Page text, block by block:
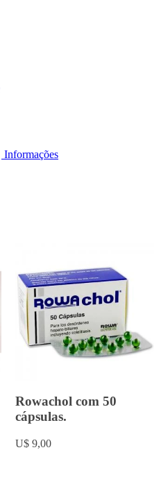
Informações
Dipresol Sertralina 50mg.
com 30 comprimidos
U$ 8,00